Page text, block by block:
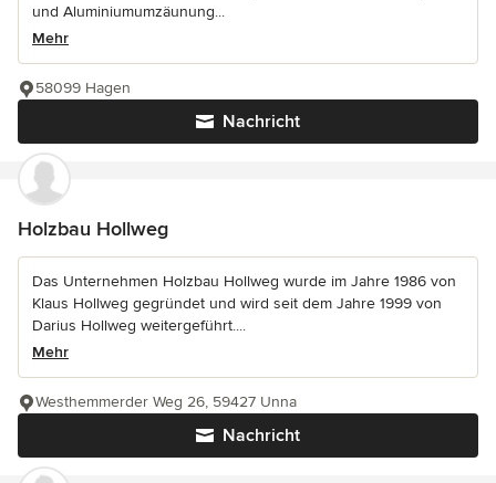
und Aluminiumumzäunung...
Mehr
Nachricht
58099 Hagen
Holzbau Hollweg
Das Unternehmen Holzbau Hollweg wurde im Jahre 1986 von
Klaus Hollweg gegründet und wird seit dem Jahre 1999 von
Darius Hollweg weitergeführt....
Mehr
Nachricht
Westhemmerder Weg 26, 59427 Unna